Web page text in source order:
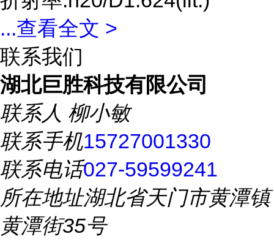
...查看全文 >
联系我们
湖北巨胜科技有限公司
联系人 柳小敏
联系手机15727001330
联系电话027-59599241
所在地址湖北省天门市黄潭镇
黄潭街35号